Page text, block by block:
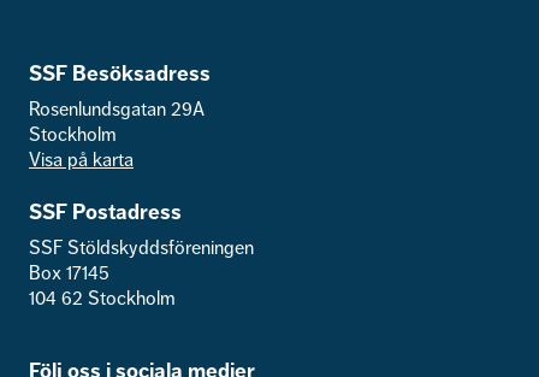
SSF Besöksadress
Rosenlundsgatan 29A
Stockholm
Visa på karta
SSF Postadress
SSF Stöldskyddsföreningen
Box 17145
104 62 Stockholm
Följ oss i sociala medier